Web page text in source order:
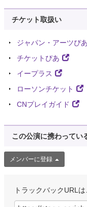
チケット取扱い
ジャパン・アーツぴ
チケットぴあ
イープラス
ローソンチケット
CNプレイガイド
この公演に携わってい
メンバーに登録
トラックバックURLは